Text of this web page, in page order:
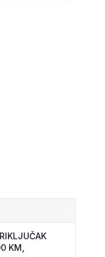
KM,